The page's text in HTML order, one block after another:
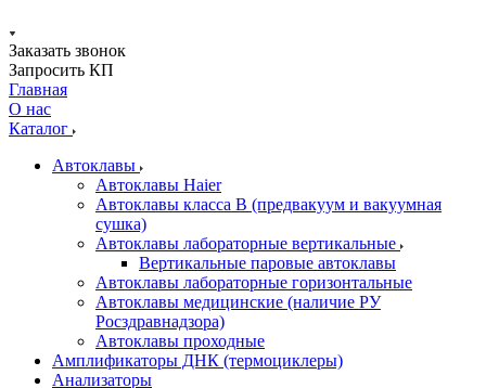
Заказать звонок
Запросить КП
Главная
О нас
Каталог
Автоклавы
Автоклавы Haier
Автоклавы класса B (предвакуум и вакуумная
сушка)
Автоклавы лабораторные вертикальные
Вертикальные паровые автоклавы
Автоклавы лабораторные горизонтальные
Автоклавы медицинские (наличие РУ
Росздравнадзора)
Автоклавы проходные
Амплификаторы ДНК (термоциклеры)
Анализаторы